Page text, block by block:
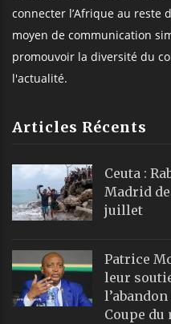
connecter l’Afrique au reste
moyen de communication
promouvoir la diversité du
l'actualité.
Articles Récents
Ceuta :
Madrid
juillet
Patrice
leur
Coupe du